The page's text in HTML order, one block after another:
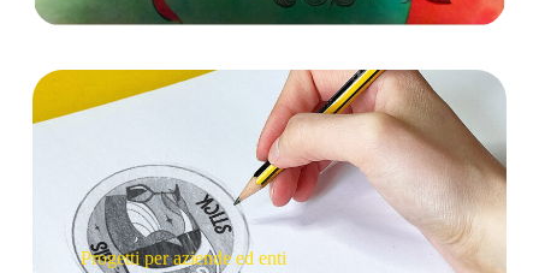
Progetti per aziende ed enti